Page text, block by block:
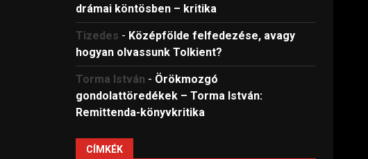
drámai köntösben – kritika
Tizedes - Középfölde felfedezése, avagy
hogyan olvassunk Tolkient?
Torma István - Örökmozgó
gondolattöredékek – Torma István:
Remittenda-könyvkritika
CÍMKÉK